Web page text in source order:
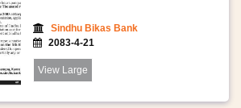
Sindhu Bikas Bank
2083-4-21
View Large